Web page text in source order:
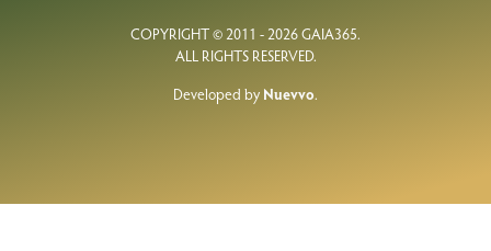
COPYRIGHT © 2011 - 2026 GAIA365.
ALL RIGHTS RESERVED.
Developed by Nuevvo.